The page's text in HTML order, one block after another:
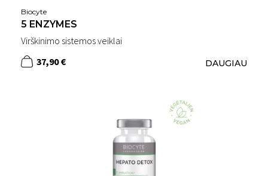
Biocyte
5 ENZYMES
Virškinimo sistemos veiklai
37,90 €
DAUGIAU